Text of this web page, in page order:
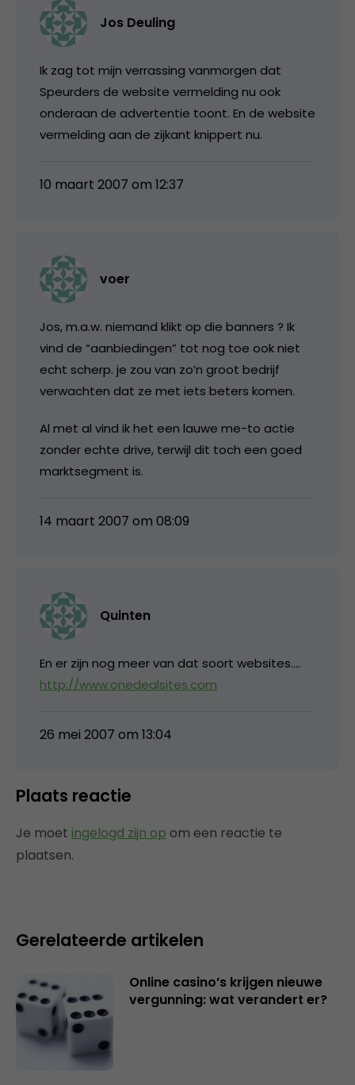
Jos Deuling
Ik zag tot mijn verrassing vanmorgen dat
Speurders de website vermelding nu ook
onderaan de advertentie toont. En de website
vermelding aan de zijkant knippert nu.
10 maart 2007 om 12:37
voer
Jos, m.a.w. niemand klikt op die banners ? Ik
vind de “aanbiedingen” tot nog toe ook niet
echt scherp. je zou van zo’n groot bedrijf
verwachten dat ze met iets beters komen.
Al met al vind ik het een lauwe me-to actie
zonder echte drive, terwijl dit toch een goed
marktsegment is.
14 maart 2007 om 08:09
Quinten
En er zijn nog meer van dat soort websites….
http://www.onedealsites.com
26 mei 2007 om 13:04
Plaats reactie
Je moet ingelogd zijn op om een reactie te
plaatsen.
Gerelateerde artikelen
Online casino’s krijgen nieuwe
vergunning: wat verandert er?